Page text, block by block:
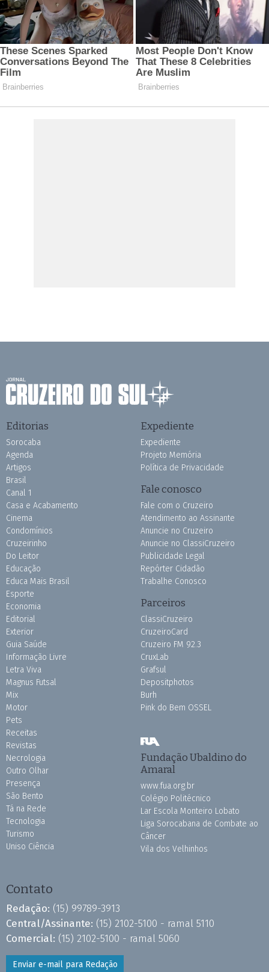
Editorias
Sorocaba
Agenda
Artigos
Brasil
Canal 1
Casa e Acabamento
Cinema
Condomínios
Cruzeirinho
Do Leitor
Educação
Educa Mais Brasil
Esporte
Economia
Editorial
Exterior
Guia Saúde
Informação Livre
Letra Viva
Magnus Futsal
Mix
Motor
Pets
Receitas
Revistas
Necrologia
Outro Olhar
Presença
São Bento
Tá na Rede
Tecnologia
Turismo
Uniso Ciência
Expediente
Expediente
Projeto Memória
Política de Privacidade
Fale conosco
Fale com o Cruzeiro
Atendimento ao Assinante
Anuncie no Cruzeiro
Anuncie no ClassiCruzeiro
Publicidade Legal
Repórter Cidadão
Trabalhe Conosco
Parceiros
ClassiCruzeiro
CruzeiroCard
Cruzeiro FM 92.3
CruxLab
Grafsul
Depositphotos
Burh
Pink do Bem OSSEL
Fundação Ubaldino do
Amaral
www.fua.org.br
Colégio Politécnico
Lar Escola Monteiro Lobato
Liga Sorocabana de Combate ao
Câncer
Vila dos Velhinhos
Contato
Redação: (15) 99789-3913
Central/Assinante: (15) 2102-5100 - ramal 5110
Comercial: (15) 2102-5100 - ramal 5060
Enviar e-mail para Redação